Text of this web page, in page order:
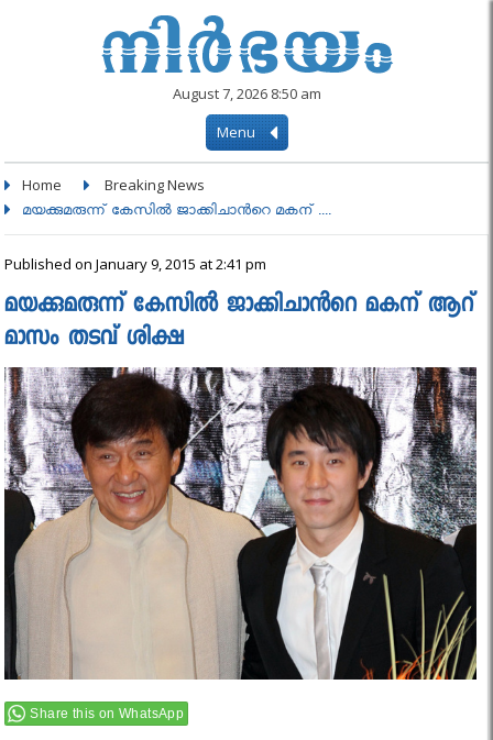
August 7, 2026 8:50 am
Menu
Home Breaking News
മയക്കുമരുന്ന് കേസില്‍ ജാക്കിചാൻറെ മകന് ....
Published on January 9, 2015 at 2:41 pm
മയക്കുമരുന്ന് കേസില്‍ ജാക്കിചാൻറെ മകന് ആറ്
മാസം തടവ് ശിക്ഷ
Share this on WhatsApp